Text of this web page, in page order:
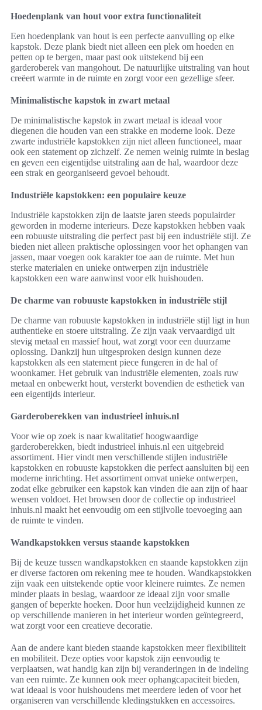
Hoedenplank van hout voor extra functionaliteit
Een hoedenplank van hout is een perfecte aanvulling op elke
kapstok. Deze plank biedt niet alleen een plek om hoeden en
petten op te bergen, maar past ook uitstekend bij een
garderoberek van mangohout. De natuurlijke uitstraling van hout
creëert warmte in de ruimte en zorgt voor een gezellige sfeer.
Minimalistische kapstok in zwart metaal
De minimalistische kapstok in zwart metaal is ideaal voor
diegenen die houden van een strakke en moderne look. Deze
zwarte industriële kapstokken zijn niet alleen functioneel, maar
ook een statement op zichzelf. Ze nemen weinig ruimte in beslag
en geven een eigentijdse uitstraling aan de hal, waardoor deze
een strak en georganiseerd gevoel behoudt.
Industriële kapstokken: een populaire keuze
Industriële kapstokken zijn de laatste jaren steeds populairder
geworden in moderne interieurs. Deze kapstokken hebben vaak
een robuuste uitstraling die perfect past bij een industriële stijl. Ze
bieden niet alleen praktische oplossingen voor het ophangen van
jassen, maar voegen ook karakter toe aan de ruimte. Met hun
sterke materialen en unieke ontwerpen zijn industriële
kapstokken een ware aanwinst voor elk huishouden.
De charme van robuuste kapstokken in industriële stijl
De charme van robuuste kapstokken in industriële stijl ligt in hun
authentieke en stoere uitstraling. Ze zijn vaak vervaardigd uit
stevig metaal en massief hout, wat zorgt voor een duurzame
oplossing. Dankzij hun uitgesproken design kunnen deze
kapstokken als een statement piece fungeren in de hal of
woonkamer. Het gebruik van industriële elementen, zoals ruw
metaal en onbewerkt hout, versterkt bovendien de esthetiek van
een eigentijds interieur.
Garderoberekken van industrieel inhuis.nl
Voor wie op zoek is naar kwalitatief hoogwaardige
garderoberekken, biedt industrieel inhuis.nl een uitgebreid
assortiment. Hier vindt men verschillende stijlen industriële
kapstokken en robuuste kapstokken die perfect aansluiten bij een
moderne inrichting. Het assortiment omvat unieke ontwerpen,
zodat elke gebruiker een kapstok kan vinden die aan zijn of haar
wensen voldoet. Het browsen door de collectie op industrieel
inhuis.nl maakt het eenvoudig om een stijlvolle toevoeging aan
de ruimte te vinden.
Wandkapstokken versus staande kapstokken
Bij de keuze tussen wandkapstokken en staande kapstokken zijn
er diverse factoren om rekening mee te houden. Wandkapstokken
zijn vaak een uitstekende optie voor kleinere ruimtes. Ze nemen
minder plaats in beslag, waardoor ze ideaal zijn voor smalle
gangen of beperkte hoeken. Door hun veelzijdigheid kunnen ze
op verschillende manieren in het interieur worden geïntegreerd,
wat zorgt voor een creatieve decoratie.
Aan de andere kant bieden staande kapstokken meer flexibiliteit
en mobiliteit. Deze opties voor kapstok zijn eenvoudig te
verplaatsen, wat handig kan zijn bij veranderingen in de indeling
van een ruimte. Ze kunnen ook meer ophangcapaciteit bieden,
wat ideaal is voor huishoudens met meerdere leden of voor het
organiseren van verschillende kledingstukken en accessoires.